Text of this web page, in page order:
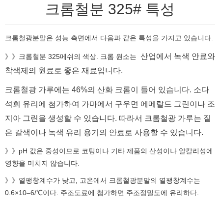
크롬철분 325# 특성
크롬철광분말은 성능 측면에서 다음과 같은 특성을 가지고 있습니다.
》》크롬철분 325메쉬의 색상. 크롬 원소는 산업에서 녹색 안료와
착색제의 원료로 좋은 재료입니다.
크롬철광 가루에는 46%의 산화 크롬이 들어 있습니다. 소다
석회 유리에 첨가하여 가마에서 구우면 에메랄드 그린이나 조
지아 그린을 생성할 수 있습니다. 따라서 크롬철광 가루는 짙
은 갈색이나 녹색 유리 용기의 안료로 사용할 수 있습니다.
》》pH 값은 중성이므로 코팅이나 기타 제품의 산성이나 알칼리성에
영향을 미치지 않습니다.
》》열팽창계수가 낮고, 고온에서 크롬철광분말의 열팽창계수는
0.6×10–6/℃이다. 주조도료에 첨가하면 주조정밀도에 유리하다.